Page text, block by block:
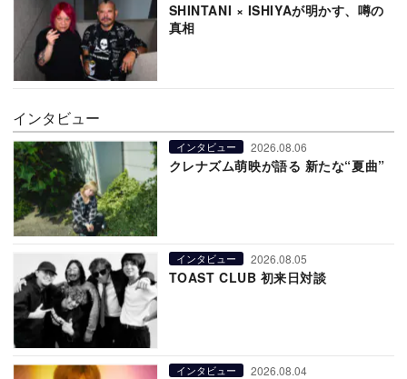
SHINTANI × ISHIYAが明かす、噂の
真相
インタビュー
インタビュー 2026.08.06
クレナズム萌映が語る 新たな“夏曲”
インタビュー 2026.08.05
TOAST CLUB 初来日対談
インタビュー 2026.08.04